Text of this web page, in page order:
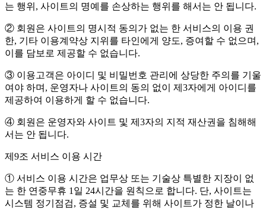
는 행위, 사이트의 명예를 손상하는 행위를 해서는 안 됩니다.
② 회원은 사이트의 명시적 동의가 없는 한 서비스의 이용 권
한, 기타 이용계약상 지위를 타인에게 양도, 증여할 수 없으며,
이를 담보로 제공할 수 없습니다.
③ 이용고객은 아이디 및 비밀번호 관리에 상당한 주의를 기울
여야 하며, 운영자나 사이트의 동의 없이 제3자에게 아이디를
제공하여 이용하게 할 수 없습니다.
④ 회원은 운영자와 사이트 및 제3자의 지적 재산권을 침해해
서는 안 됩니다.
제9조 서비스 이용 시간
① 서비스 이용 시간은 업무상 또는 기술상 특별한 지장이 없
는 한 연중무휴 1일 24시간을 원칙으로 합니다. 단, 사이트는
시스템 정기점검, 증설 및 교체를 위해 사이트가 정한 날이나